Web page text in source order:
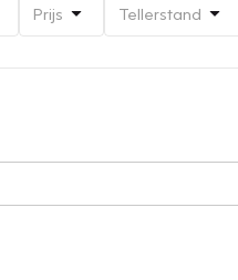
Prijs Tellerstand